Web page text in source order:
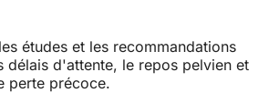
études et les recommandations
délais d'attente, le repos pelvien et
perte précoce.